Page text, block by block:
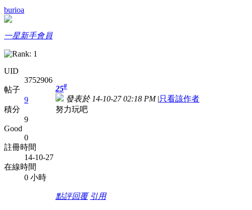
burioa
一星新手會員
UID
3752906
帖子
9
積分
9
Good
0
註冊時間
14-10-27
在線時間
0 小時
25#
發表於 14-10-27 02:18 PM |只看該作者
努力玩吧
點評回覆 引用